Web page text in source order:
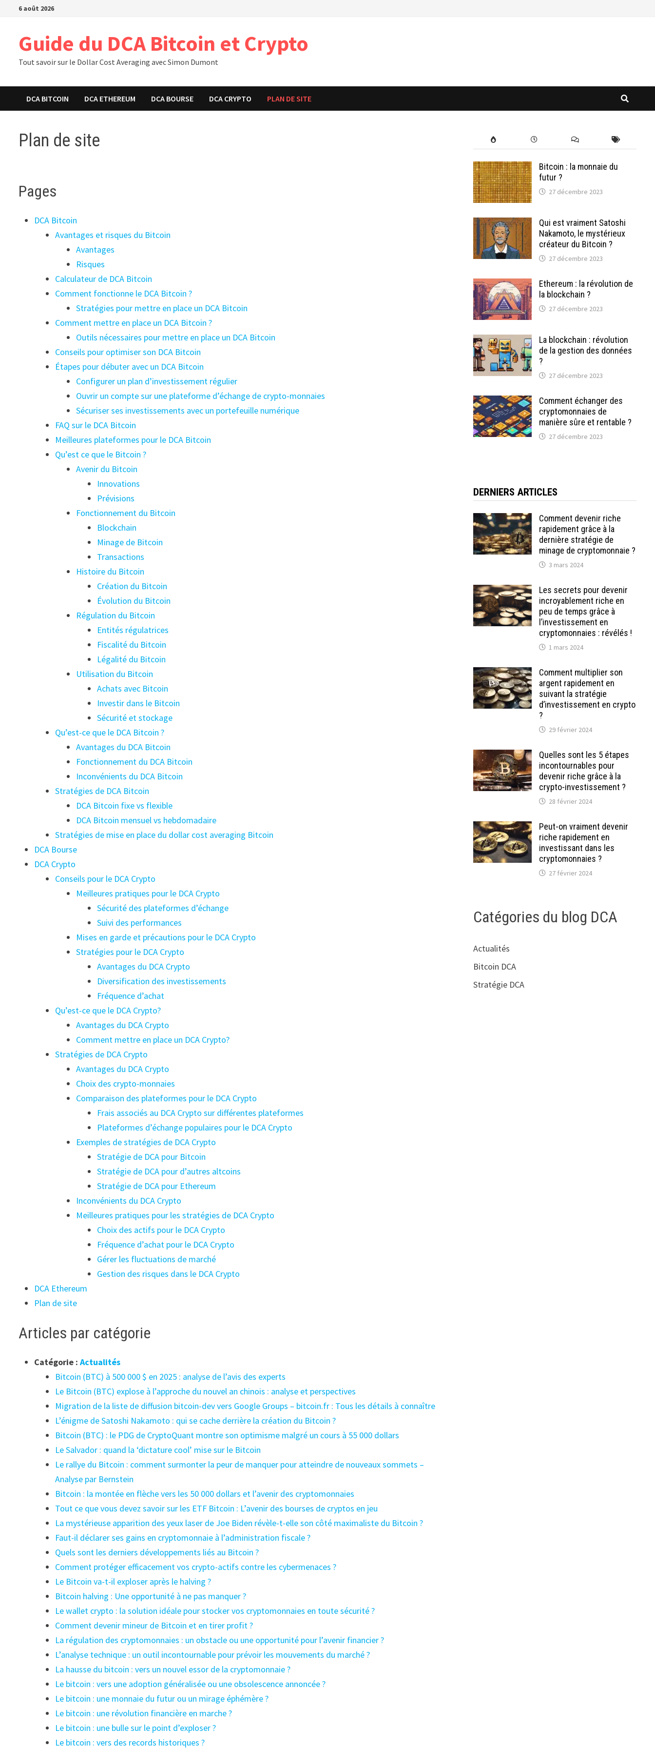
Passer6 août 2026
Guide du DCA Bitcoin et Crypto
Tout savoir sur le Dollar Cost Averaging avec Simon Dumont
DCA BITCOIN DCA ETHEREUM DCA BOURSE DCA CRYPTO PLAN DE SITE
Plan de site
Pages
DCA Bitcoin
Avantages et risques du Bitcoin
Avantages
Risques
Calculateur de DCA Bitcoin
Comment fonctionne le DCA Bitcoin ?
Stratégies pour mettre en place un DCA Bitcoin
Comment mettre en place un DCA Bitcoin ?
Outils nécessaires pour mettre en place un DCA Bitcoin
Conseils pour optimiser son DCA Bitcoin
Étapes pour débuter avec un DCA Bitcoin
Configurer un plan d’investissement régulier
Ouvrir un compte sur une plateforme d’échange de crypto-monnaies
Sécuriser ses investissements avec un portefeuille numérique
FAQ sur le DCA Bitcoin
Meilleures plateformes pour le DCA Bitcoin
Qu’est ce que le Bitcoin ?
Avenir du Bitcoin
Innovations
Prévisions
Fonctionnement du Bitcoin
Blockchain
Minage de Bitcoin
Transactions
Histoire du Bitcoin
Création du Bitcoin
Évolution du Bitcoin
Régulation du Bitcoin
Entités régulatrices
Fiscalité du Bitcoin
Légalité du Bitcoin
Utilisation du Bitcoin
Achats avec Bitcoin
Investir dans le Bitcoin
Sécurité et stockage
Qu’est-ce que le DCA Bitcoin ?
Avantages du DCA Bitcoin
Fonctionnement du DCA Bitcoin
Inconvénients du DCA Bitcoin
Stratégies de DCA Bitcoin
DCA Bitcoin fixe vs flexible
DCA Bitcoin mensuel vs hebdomadaire
Stratégies de mise en place du dollar cost averaging Bitcoin
DCA Bourse
DCA Crypto
Conseils pour le DCA Crypto
Meilleures pratiques pour le DCA Crypto
Sécurité des plateformes d’échange
Suivi des performances
Mises en garde et précautions pour le DCA Crypto
Stratégies pour le DCA Crypto
Avantages du DCA Crypto
Diversification des investissements
Fréquence d’achat
Qu’est-ce que le DCA Crypto?
Avantages du DCA Crypto
Comment mettre en place un DCA Crypto?
Stratégies de DCA Crypto
Avantages du DCA Crypto
Choix des crypto-monnaies
Comparaison des plateformes pour le DCA Crypto
Frais associés au DCA Crypto sur différentes plateformes
Plateformes d’échange populaires pour le DCA Crypto
Exemples de stratégies de DCA Crypto
Stratégie de DCA pour Bitcoin
Stratégie de DCA pour d’autres altcoins
Stratégie de DCA pour Ethereum
Inconvénients du DCA Crypto
Meilleures pratiques pour les stratégies de DCA Crypto
Choix des actifs pour le DCA Crypto
Fréquence d’achat pour le DCA Crypto
Gérer les fluctuations de marché
Gestion des risques dans le DCA Crypto
DCA Ethereum
Plan de site
Articles par catégorie
Catégorie :Actualités
Bitcoin (BTC) à 500 000 $ en 2025 : analyse de l’avis des experts
Le Bitcoin (BTC) explose à l’approche du nouvel an chinois : analyse et perspectives
Migration de la liste de diffusion bitcoin-dev vers Google Groups – bitcoin.fr : Tous les détails à connaître
L’énigme de Satoshi Nakamoto : qui se cache derrière la création du Bitcoin ?
Bitcoin (BTC) : le PDG de CryptoQuant montre son optimisme malgré un cours à 55 000 dollars
Le Salvador : quand la ‘dictature cool’ mise sur le Bitcoin
Le rallye du Bitcoin : comment surmonter la peur de manquer pour atteindre de nouveaux sommets –
Analyse par Bernstein
Bitcoin : la montée en flèche vers les 50 000 dollars et l’avenir des cryptomonnaies
Tout ce que vous devez savoir sur les ETF Bitcoin : L’avenir des bourses de cryptos en jeu
La mystérieuse apparition des yeux laser de Joe Biden révèle-t-elle son côté maximaliste du Bitcoin ?
Faut-il déclarer ses gains en cryptomonnaie à l’administration fiscale ?
Quels sont les derniers développements liés au Bitcoin ?
Comment protéger efficacement vos crypto-actifs contre les cybermenaces ?
Le Bitcoin va-t-il exploser après le halving ?
Bitcoin halving : Une opportunité à ne pas manquer ?
Le wallet crypto : la solution idéale pour stocker vos cryptomonnaies en toute sécurité ?
Comment devenir mineur de Bitcoin et en tirer profit ?
La régulation des cryptomonnaies : un obstacle ou une opportunité pour l’avenir financier ?
L’analyse technique : un outil incontournable pour prévoir les mouvements du marché ?
La hausse du bitcoin : vers un nouvel essor de la cryptomonnaie ?
Le bitcoin : vers une adoption généralisée ou une obsolescence annoncée ?
Le bitcoin : une monnaie du futur ou un mirage éphémère ?
Le bitcoin : une révolution financière en marche ?
Le bitcoin : une bulle sur le point d’exploser ?
Le bitcoin : vers des records historiques ?
Bitcoin : la monnaie du
futur ?
27 décembre 2023
Qui est vraiment Satoshi
Nakamoto, le mystérieux
créateur du Bitcoin ?
27 décembre 2023
Ethereum : la révolution de
la blockchain ?
27 décembre 2023
La blockchain : révolution
de la gestion des données
?
27 décembre 2023
Comment échanger des
cryptomonnaies de
manière sûre et rentable ?
27 décembre 2023
DERNIERS ARTICLES
Comment devenir riche
rapidement grâce à la
dernière stratégie de
minage de cryptomonnaie ?
3 mars 2024
Les secrets pour devenir
incroyablement riche en
peu de temps grâce à
l’investissement en
cryptomonnaies : révélés !
1 mars 2024
Comment multiplier son
argent rapidement en
suivant la stratégie
d’investissement en crypto
?
29 février 2024
Quelles sont les 5 étapes
incontournables pour
devenir riche grâce à la
crypto-investissement ?
28 février 2024
Peut-on vraiment devenir
riche rapidement en
investissant dans les
cryptomonnaies ?
27 février 2024
Catégories du blog DCA
Actualités
Bitcoin DCA
Stratégie DCA